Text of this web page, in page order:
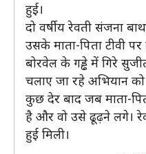
हुई।
दो वर्षीय रेवती संजना
उसके माता-पिता टीवी
बोरवेल के गड्ढे में गिरे
चलाए जा रहे अभियान
कुछ देर बाद जब माता-
है और वो उसे ढूढ़ने लगे।
हुई मिली।